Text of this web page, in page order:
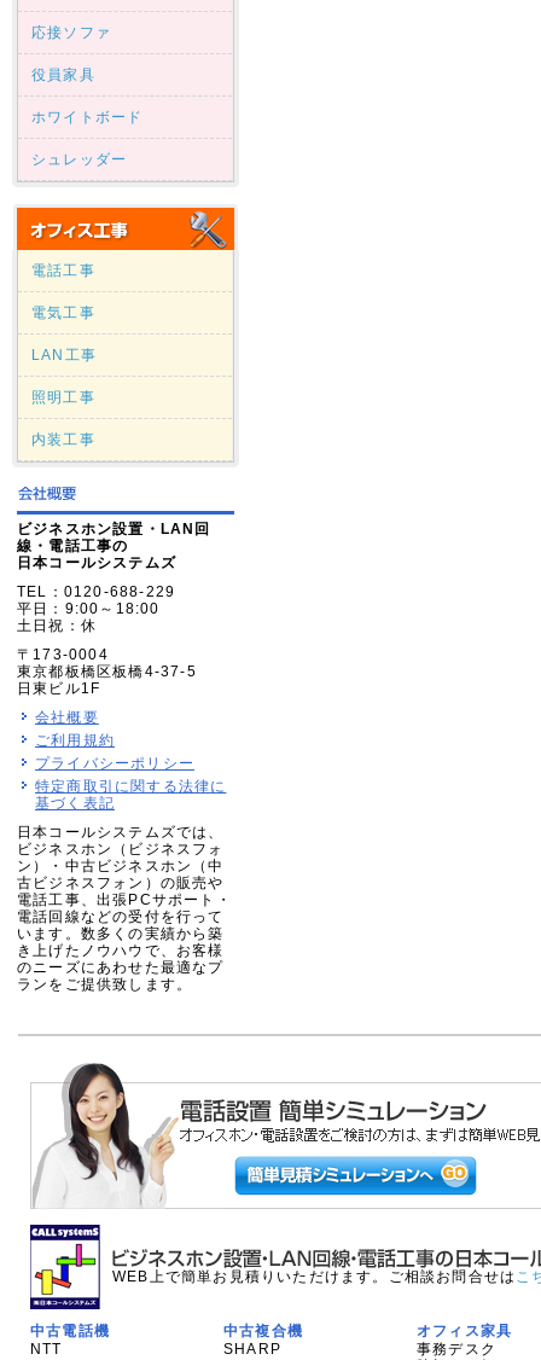
応接ソファ
役員家具
ホワイトボード
シュレッダー
電話工事
電気工事
LAN工事
照明工事
内装工事
ビジネスホン設置・LAN回
線・電話工事の
日本コールシステムズ
TEL：0120-688-229
平日：9:00～18:00
土日祝：休
〒173-0004
東京都板橋区板橋4-37-5
日東ビル1F
会社概要
ご利用規約
プライバシーポリシー
特定商取引に関する法律に
基づく表記
日本コールシステムズでは、
ビジネスホン（ビジネスフォ
ン）・中古ビジネスホン（中
古ビジネスフォン）の販売や
電話工事、出張PCサポート・
電話回線などの受付を行って
います。数多くの実績から築
き上げたノウハウで、お客様
のニーズにあわせた最適なプ
ランをご提供致します。
WEB上で簡単お見積りいただけます。ご相談お問合せは こ
中古電話機
NTT
中古複合機
SHARP
オフィス家具
事務デスク